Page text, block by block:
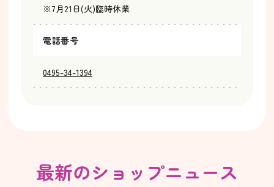
※7月21日(火)臨時休業
電話番号
0495-34-1394
最新のショップニュース